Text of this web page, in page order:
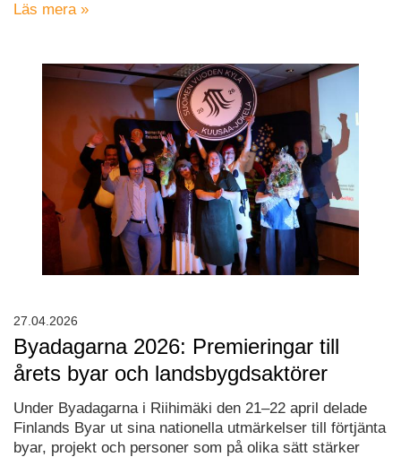
Läs mera »
Byadagarna 2026: Premieringar till
årets byar och landsbygdsaktörer
Under Byadagarna i Riihimäki den 21–22 april delade
Finlands Byar ut sina nationella utmärkelser till förtjänta
byar, projekt och personer som på olika sätt stärker
27.04.2026